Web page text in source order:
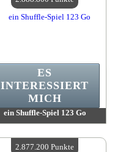
ein Shuffle-Spiel 123 Go
Verfügbare Menge:4
ES
INTERESSIERT
MICH
2.877.200 Punkte